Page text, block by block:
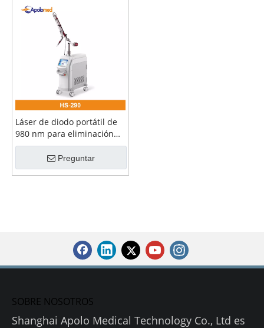
Láser de diodo portátil de
980 nm para eliminación
de arrugas de 60 W
Preguntar
SOBRE NOSOTROS
Shanghai Apolo Medical Technology Co., Ltd es